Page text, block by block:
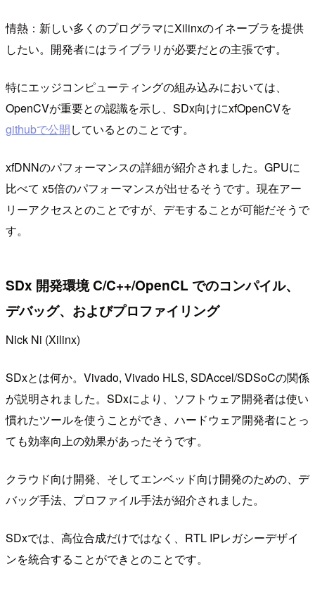
情熱：新しい多くのプログラマにXilinxのイネーブラを提供
したい。開発者にはライブラリが必要だとの主張です。
特にエッジコンピューティングの組み込みにおいては、
OpenCVが重要との認識を示し、SDx向けにxfOpenCVを
githubで公開しているとのことです。
xfDNNのパフォーマンスの詳細が紹介されました。GPUに
比べて x5倍のパフォーマンスが出せるそうです。現在アー
リーアクセスとのことですが、デモすることが可能だそうで
す。
SDx 開発環境 C/C++/OpenCL でのコンパイル、
デバッグ、およびプロファイリング
Nick Ni (Xilinx)
SDxとは何か。Vivado, Vivado HLS, SDAccel/SDSoCの関係
が説明されました。SDxにより、ソフトウェア開発者は使い
慣れたツールを使うことができ、ハードウェア開発者にとっ
ても効率向上の効果があったそうです。
クラウド向け開発、そしてエンベッド向け開発のための、デ
バッグ手法、プロファイル手法が紹介されました。
SDxでは、高位合成だけではなく、RTL IPレガシーデザイ
ンを統合することができとのことです。